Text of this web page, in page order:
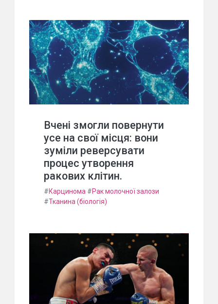
Вчені змогли повернути
усе на свої місця: вони
зуміли реверсувати
процес утворення
ракових клітин.
#Карцинома #Рак молочної залози
#Тканина (біологія)